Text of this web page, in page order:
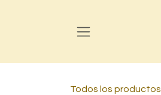
Todos los productos